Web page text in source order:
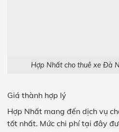
Hợp Nhất cho thuê xe Đà
Giá thành hợp lý
Hợp Nhất mang đến dịch vụ
tốt nhất. Mức chi phí tại đây